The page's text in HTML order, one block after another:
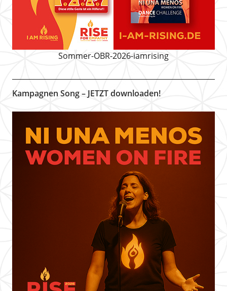
Sommer-OBR-2026-iamrising
Kampagnen Song – JETZT downloaden!